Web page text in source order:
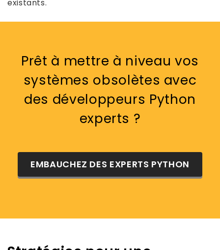
existants.
Prêt à mettre à niveau vos
systèmes obsolètes avec
des développeurs Python
experts ?
EMBAUCHEZ DES EXPERTS PYTHON